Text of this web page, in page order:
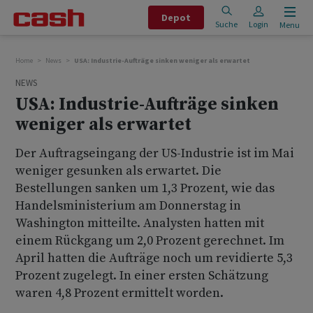
Depot
Suche Login Menu
Home News USA: Industrie-Aufträge sinken weniger als erwartet
NEWS
USA: Industrie-Aufträge sinken
weniger als erwartet
Der Auftragseingang der US-Industrie ist im Mai
weniger gesunken als erwartet. Die
Bestellungen sanken um 1,3 Prozent, wie das
Handelsministerium am Donnerstag in
Washington mitteilte. Analysten hatten mit
einem Rückgang um 2,0 Prozent gerechnet. Im
April hatten die Aufträge noch um revidierte 5,3
Prozent zugelegt. In einer ersten Schätzung
waren 4,8 Prozent ermittelt worden.